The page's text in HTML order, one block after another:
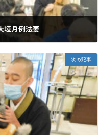
垣月例法要
次の記事